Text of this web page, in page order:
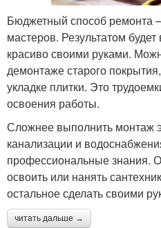
Бюджетный способ ремонта –
мастеров. Результатом
красиво своими руками.
демонтаже старого
укладке плитки. Это
освоения работы.
Сложнее выполнить монтаж
канализации и
профессиональные знания.
освоить или нанять
остальное сделать своими
читать дальше →